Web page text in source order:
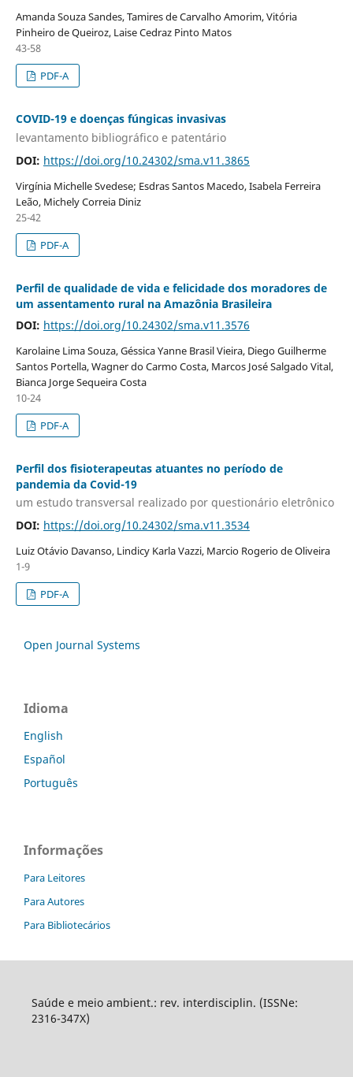
Amanda Souza Sandes, Tamires de Carvalho Amorim, Vitória
Pinheiro de Queiroz, Laise Cedraz Pinto Matos
43-58
PDF-A
COVID-19 e doenças fúngicas invasivas
levantamento bibliográfico e patentário
DOI: https://doi.org/10.24302/sma.v11.3865
Virgínia Michelle Svedese; Esdras Santos Macedo, Isabela Ferreira
Leão, Michely Correia Diniz
25-42
PDF-A
Perfil de qualidade de vida e felicidade dos moradores de
um assentamento rural na Amazônia Brasileira
DOI: https://doi.org/10.24302/sma.v11.3576
Karolaine Lima Souza, Géssica Yanne Brasil Vieira, Diego Guilherme
Santos Portella, Wagner do Carmo Costa, Marcos José Salgado Vital,
Bianca Jorge Sequeira Costa
10-24
PDF-A
Perfil dos fisioterapeutas atuantes no período de
pandemia da Covid-19
um estudo transversal realizado por questionário eletrônico
DOI: https://doi.org/10.24302/sma.v11.3534
Luiz Otávio Davanso, Lindicy Karla Vazzi, Marcio Rogerio de Oliveira
1-9
PDF-A
Open Journal Systems
Idioma
English
Español
Português
Informações
Para Leitores
Para Autores
Para Bibliotecários
Saúde e meio ambient.: rev. interdisciplin. (ISSNe:
2316-347X)